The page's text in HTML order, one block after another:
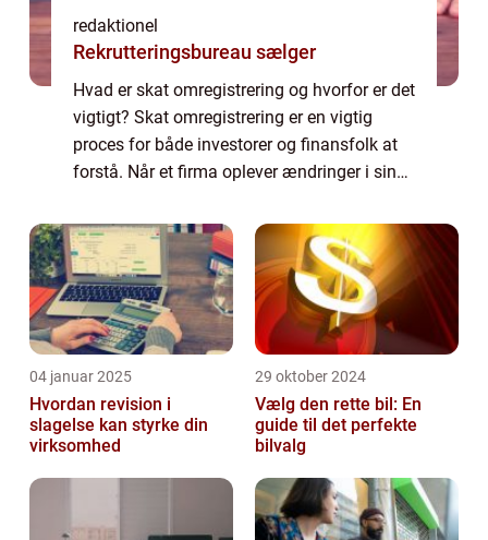
redaktionel
Rekrutteringsbureau sælger
Hvad er skat omregistrering og hvorfor er det
vigtigt? Skat omregistrering er en vigtig
proces for både investorer og finansfolk at
forstå. Når et firma oplever ændringer i sin
omdannelse til et selskab, e...
04 januar 2025
Hvordan revision i
slagelse kan styrke din
virksomhed
29 oktober 2024
Vælg den rette bil: En
guide til det perfekte
bilvalg